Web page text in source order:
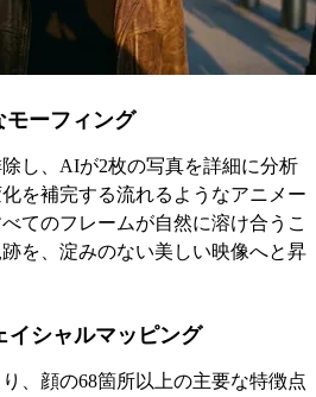
モーフィング
し、AIが2枚の写真を詳細に分析
を補完する流れるようなアニメー
てのフレームが自然に溶け合うこ
を、淀みのない美しい映像へと昇
シャルマッピング
、顔の68箇所以上の主要な特徴点